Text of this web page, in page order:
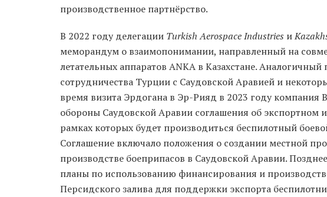
производственное партнёрство.
В 2022 году делегации Turkish Aerospace Industries и
меморандум о взаимопонимании, направленный на
летательных аппаратов ANKA в Казахстане.
сотрудничества Турции с Саудовской Аравией и
время визита Эрдогана в Эр-Рияд в 2023 году компания
обороны Саудовской Аравии соглашения об экспортном
рамках которых будет производиться беспилотный
Соглашение включало положения о создании местной
производстве боеприпасов в Саудовской Аравии.
планы по использованию финансирования и
Персидского залива для поддержки экспорта